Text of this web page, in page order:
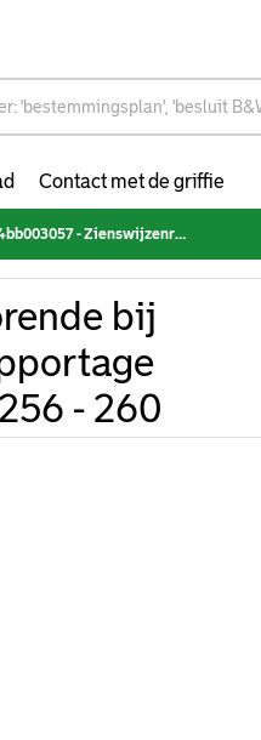
Contact met de griffie
bestemmingsplan Hoofdweg 256 - 260
bij
- 260